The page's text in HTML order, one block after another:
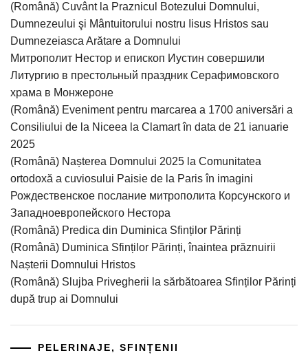
(Română) Cuvânt la Praznicul Botezului Domnului,
Dumnezeului şi Mântuitorului nostru Iisus Hristos sau
Dumnezeiasca Arătare a Domnului
Митрополит Нестор и епископ Иустин совершили
Литургию в престольный праздник Серафимовского
храма в Монжероне
(Română) Eveniment pentru marcarea a 1700 aniversări a
Consiliului de la Niceea la Clamart în data de 21 ianuarie
2025
(Română) Nașterea Domnului 2025 la Comunitatea
ortodoxă a cuviosului Paisie de la Paris în imagini
Рождественское послание митрополита Корсунского и
Западноевропейского Нестора
(Română) Predica din Duminica Sfinților Părinți
(Română) Duminica Sfinților Părinți, înaintea prăznuirii
Nașterii Domnului Hristos
(Română) Slujba Privegherii la sărbătoarea Sfinților Părinți
după trup ai Domnului
PELERINAJE, SFINȚENII